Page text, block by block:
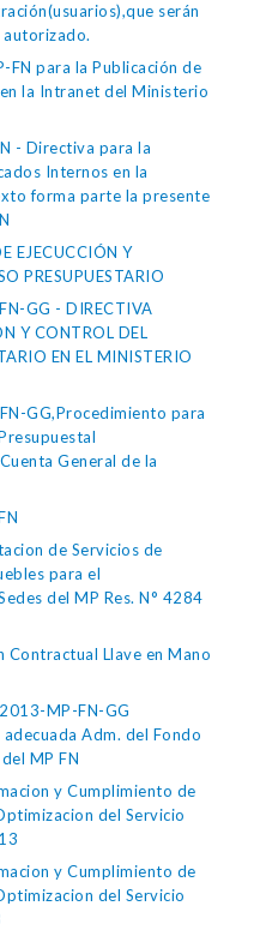
serán
para la Publicación de
la Intranet del Ministerio
- Directiva para la
Internos en la
forma parte la presente
EJECUCCIÓN Y
PRESUPUESTARIO
GG - DIRECTIVA
Y CONTROL DEL
EN EL MINISTERIO
GG,Procedimiento para
General de la
de Servicios de
para el
del MP Res. N° 4284
Contractual Llave en Mano
MP-FN-GG
Adm. del Fondo
MP FN
y Cumplimiento de
del Servicio
y Cumplimiento de
del Servicio